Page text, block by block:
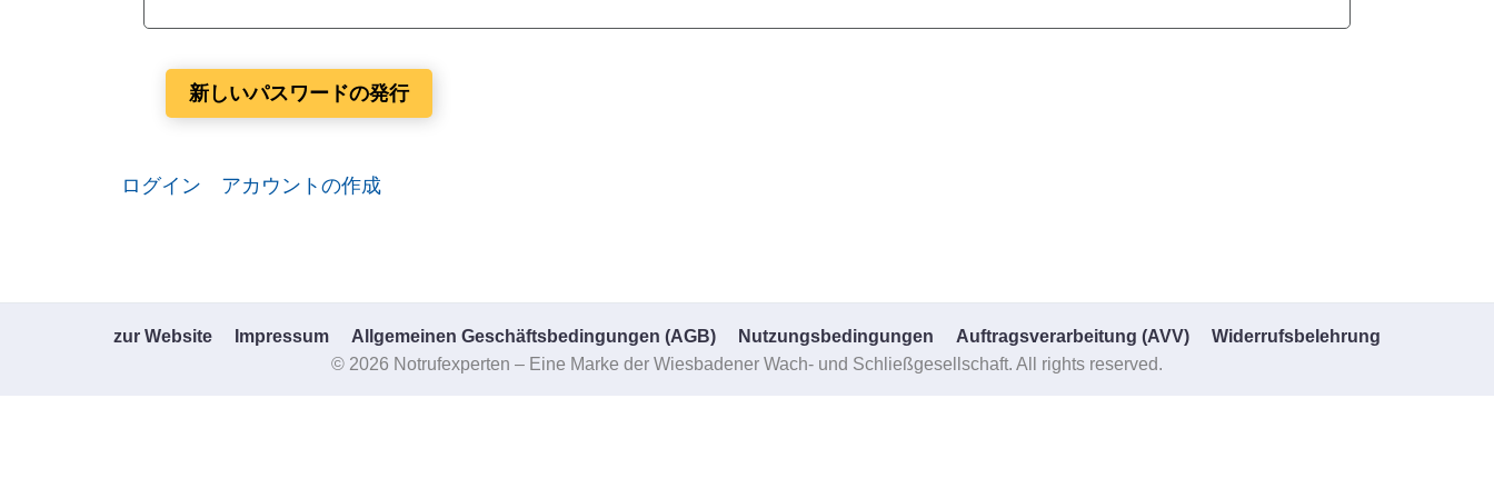
新しいパスワードの発行
ログイン アカウントの作成
zur Website Impressum Allgemeinen Geschäftsbedingungen (AGB) Nutzungsbedingungen Auftragsverarbeitung (AVV)
Widerrufsbelehrung
© 2026 Notrufexperten – Eine Marke der Wiesbadener Wach- und Schließgesellschaft. All rights reserved.